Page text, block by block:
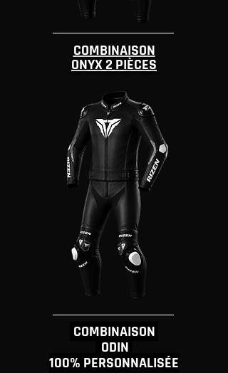
COMBINAISON
ONYX 2 PIÈCES
COMBINAISON
ODIN
100% PERSONNALISÉE